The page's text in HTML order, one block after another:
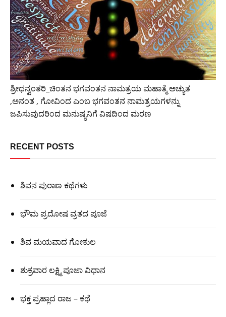
ಶ್ರೀಧನ್ವಂತರಿ_ಚಿಂತನ ಭಗವಂತನ ನಾಮತ್ರಯ ಮಹಾತ್ಮೆ ಅಚ್ಯುತ
,ಅನಂತ , ಗೋವಿಂದ ಎಂಬ ಭಗವಂತನ ನಾಮತ್ರಯಗಳನ್ನು
ಜಪಿಸುವುದರಿಂದ ಮನುಷ್ಯನಿಗೆ ವಿಷದಿಂದ ಮರಣ
RECENT POSTS
ಶಿವನ ಪುರಾಣ ಕಥೆಗಳು
ಭೌಮ ಪ್ರದೋಷ ವ್ರತದ ಪೂಜೆ
ಶಿವ ಮಯವಾದ ಗೋಕುಲ
ಶುಕ್ರವಾರ ಲಕ್ಷ್ಮಿ ಪೂಜಾ ವಿಧಾನ
ಭಕ್ತ ಪ್ರಹ್ಲಾದ ರಾಜ – ಕಥೆ